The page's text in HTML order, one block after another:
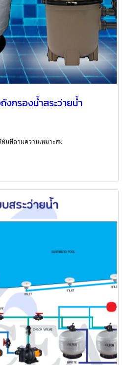
งกรองน้ำสระว่ายน้ำ
ทันทีตามความเหมาะสม